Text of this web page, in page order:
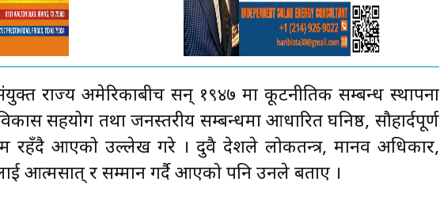
राज्य अमेरिकाबीच सन् १९४७ मा कूटनीतिक सम्बन्ध स्थापना
सहयोग तथा जनस्तरीय सम्बन्धमा आधारित घनिष्ठ, सौहार्दपूर्ण
रहँदै आएको उल्लेख गरे । दुवै देशले लोकतन्त्र, मानव अधिकार,
आत्मसात् र सम्मान गर्दै आएको पनि उनले बताए ।